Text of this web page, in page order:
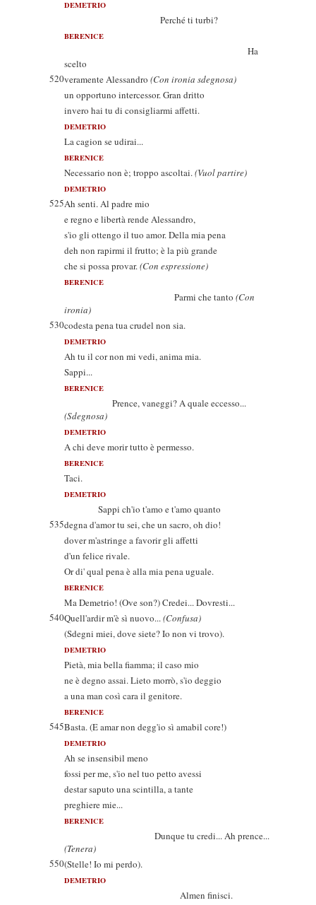
DEMETRIO
Perché ti turbi?
BERENICE
Ha
scelto
520veramente Alessandro (Con ironia sdegnosa)
un opportuno intercessor. Gran dritto
invero hai tu di consigliarmi affetti.
DEMETRIO
La cagion se udirai...
BERENICE
Necessario non è; troppo ascoltai.(Vuol partire)
DEMETRIO
525Ah senti. Al padre mio
e regno e libertà rende Alessandro,
s'io gli ottengo il tuo amor. Della mia pena
deh non rapirmi il frutto; è la più grande
che si possa provar.(Con espressione)
BERENICE
Parmi che tanto (Con
ironia)
530codesta pena tua crudel non sia.
DEMETRIO
Ah tu il cor non mi vedi, anima mia.
Sappi...
BERENICE
Prence, vaneggi? A quale eccesso...
(Sdegnosa)
DEMETRIO
A chi deve morir tutto è permesso.
BERENICE
Taci.
DEMETRIO
Sappi ch'io t'amo e t'amo quanto
535degna d'amor tu sei, che un sacro, oh dio!
dover m'astringe a favorir gli affetti
d'un felice rivale.
Or di' qual pena è alla mia pena uguale.
BERENICE
Ma Demetrio! (Ove son?) Credei... Dovresti...
540Quell'ardir m'è sì nuovo...(Confusa)
(Sdegni miei, dove siete? Io non vi trovo).
DEMETRIO
Pietà, mia bella fiamma; il caso mio
ne è degno assai. Lieto morrò, s'io deggio
a una man così cara il genitore.
BERENICE
545Basta. (E amar non degg'io sì amabil core!)
DEMETRIO
Ah se insensibil meno
fossi per me, s'io nel tuo petto avessi
destar saputo una scintilla, a tante
preghiere mie...
BERENICE
Dunque tu credi... Ah prence...
(Tenera)
550(Stelle! Io mi perdo).
DEMETRIO
Almen finisci.